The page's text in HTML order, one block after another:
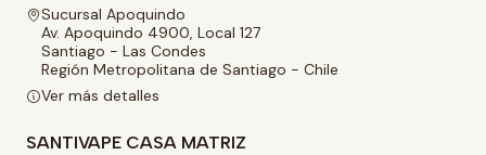
Sucursal Apoquindo
Av. Apoquindo 4900, Local 127
Santiago - Las Condes
Región Metropolitana de Santiago - Chile
Ver más detalles
SANTIVAPE CASA MATRIZ